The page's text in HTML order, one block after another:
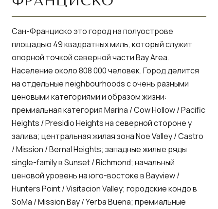
Сан-Франциско это город на полуострове
площадью 49 квадратных миль, который служит
опорной точкой северной части Bay Area.
Население около 808 000 человек. Город делится
на отдельные neighbourhoods с очень разными
ценовыми категориями и образом жизни:
премиальная категория Marina / Cow Hollow / Pacific
Heights / Presidio Heights на северной стороне у
залива; центральная жилая зона Noe Valley / Castro
/ Mission / Bernal Heights; западные жилые ряды
single-family в Sunset / Richmond; начальный
ценовой уровень на юго-востоке в Bayview /
Hunters Point / Visitacion Valley; городские кондо в
SoMa / Mission Bay / Yerba Buena; премиальные